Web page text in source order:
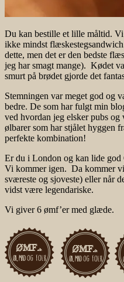
Du kan bestille et lille måltid.
ikke mindst
dette, men det er den bedste
jeg har smagt mange). Kødet
smurt på brødet gjorde det
Stemningen var meget god og
bedre. De som har fulgt min
ved hvordan jeg elsker pubs
ølbarer som har stjålet hyggen
perfekte kombination!
Er du i London og kan lide god
Vi kommer igen. Da kommer
sværeste og sjoveste) eller når
vidst være legendariske.
Vi giver 6 ømf’er med glæde.